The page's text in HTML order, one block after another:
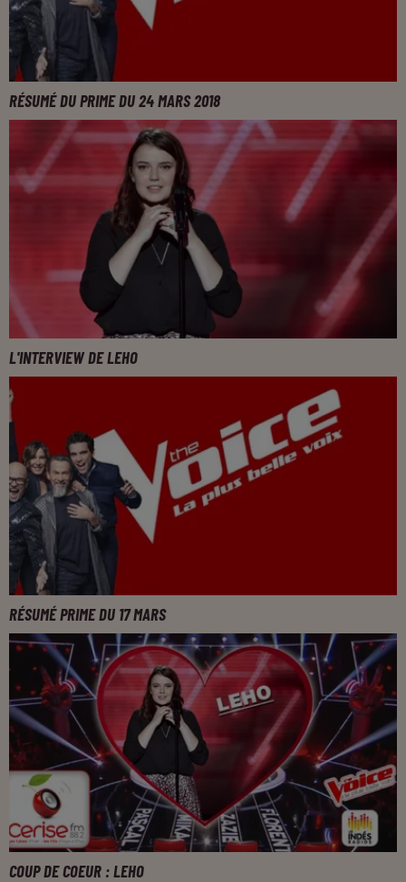
RÉSUMÉ DU PRIME DU 24 MARS 2018
L'INTERVIEW DE LEHO
RÉSUMÉ PRIME DU 17 MARS
COUP DE COEUR : LEHO